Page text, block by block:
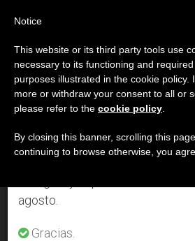
DÍA
Noviembre
ÚLTIMAS NOTICIAS
Cardenal Cañizares: La crisis
Aviso importante
Del 27 de julio al 7 de agosto
anual, aprovechando que en el
se generan menos
agosto.
Gracias.
Notice
This website or its third party tools use
necessary to its functioning and
purposes illustrated in the cookie policy.
more or withdraw your consent to all or
please refer to the cookie policy
By closing this banner, scrolling this
continuing to browse otherwise, you